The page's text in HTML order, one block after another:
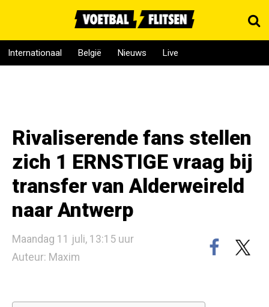
Internationaal België Nieuws Live
Rivaliserende fans stellen
zich 1 ERNSTIGE vraag bij
transfer van Alderweireld
naar Antwerp
Maandag 11 juli, 13:15 uur
Auteur: Maxim